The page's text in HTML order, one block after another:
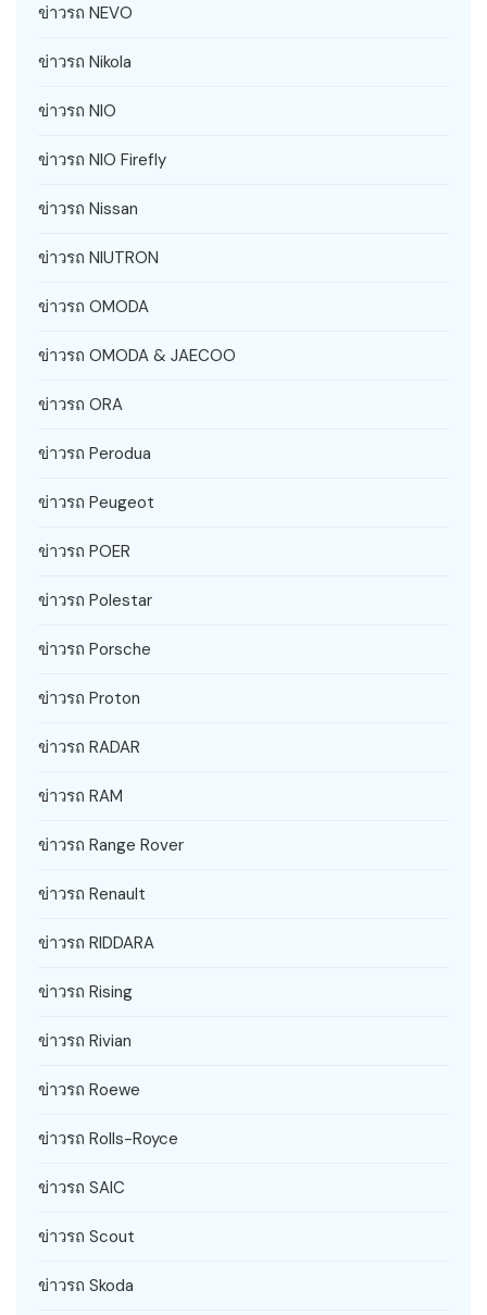
ข่าวรถ NEVO
ข่าวรถ Nikola
ข่าวรถ NIO
ข่าวรถ NIO Firefly
ข่าวรถ Nissan
ข่าวรถ NIUTRON
ข่าวรถ OMODA
ข่าวรถ OMODA & JAECOO
ข่าวรถ ORA
ข่าวรถ Perodua
ข่าวรถ Peugeot
ข่าวรถ POER
ข่าวรถ Polestar
ข่าวรถ Porsche
ข่าวรถ Proton
ข่าวรถ RADAR
ข่าวรถ RAM
ข่าวรถ Range Rover
ข่าวรถ Renault
ข่าวรถ RIDDARA
ข่าวรถ Rising
ข่าวรถ Rivian
ข่าวรถ Roewe
ข่าวรถ Rolls-Royce
ข่าวรถ SAIC
ข่าวรถ Scout
ข่าวรถ Skoda